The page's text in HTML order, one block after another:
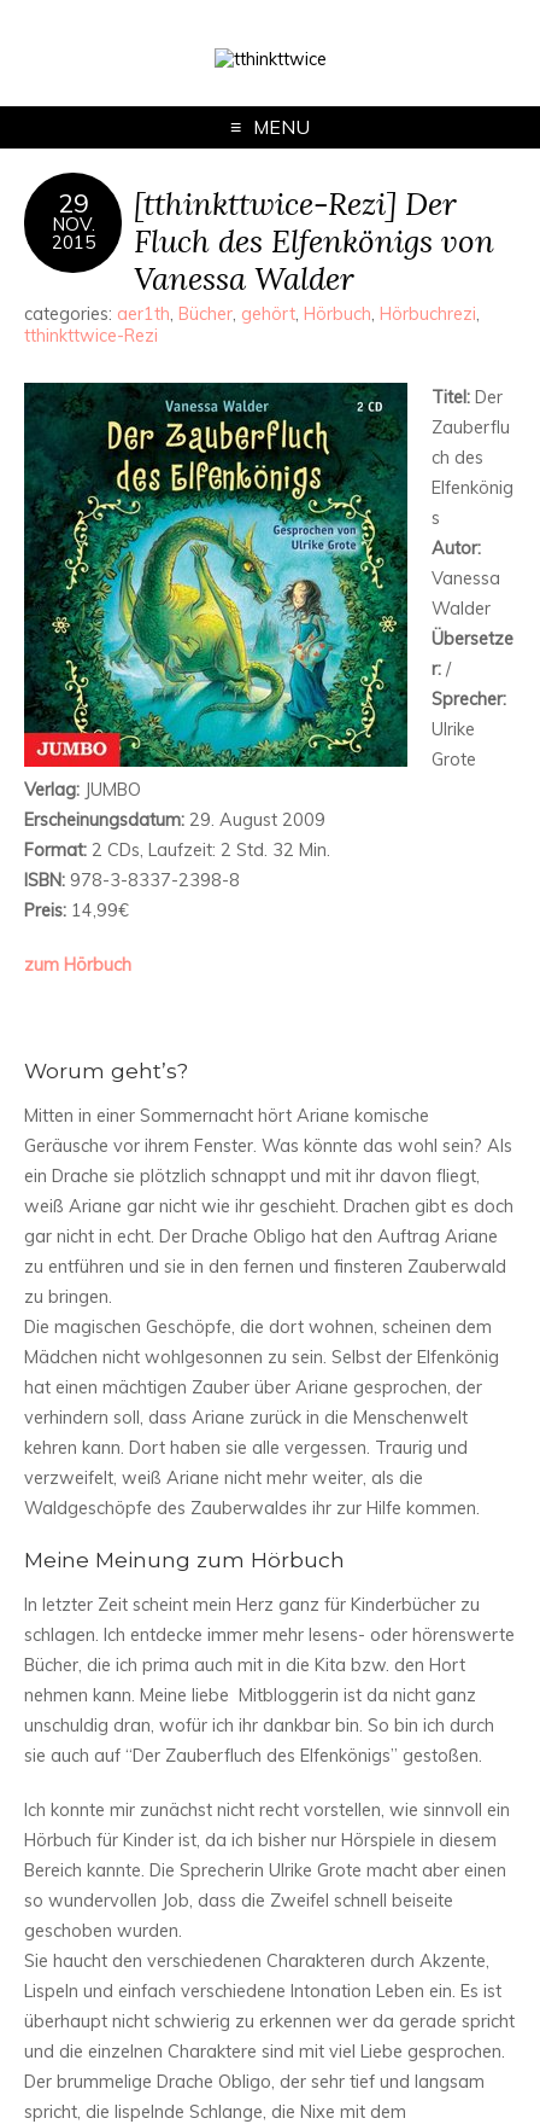
MENU
29
NOV.
2015
[tthinkttwice-Rezi] Der
Fluch des Elfenkönigs von
Vanessa Walder
categories: aer1th, Bücher, gehört, Hörbuch, Hörbuchrezi,
tthinkttwice-Rezi
Titel: Der
Zauberflu
ch des
Elfenkönig
s
Autor:
Vanessa
Walder
Übersetze
r: /
Sprecher:
Ulrike
Grote
Verlag: JUMBO
Erscheinungsdatum: 29. August 2009
Format: 2 CDs, Laufzeit: 2 Std. 32 Min.
ISBN: 978-3-8337-2398-8
Preis: 14,99€
zum Hörbuch
Worum geht’s?
Mitten in einer Sommernacht hört Ariane komische
Geräusche vor ihrem Fenster. Was könnte das wohl sein? Als
ein Drache sie plötzlich schnappt und mit ihr davon fliegt,
weiß Ariane gar nicht wie ihr geschieht. Drachen gibt es doch
gar nicht in echt. Der Drache Obligo hat den Auftrag Ariane
zu entführen und sie in den fernen und finsteren Zauberwald
zu bringen.
Die magischen Geschöpfe, die dort wohnen, scheinen dem
Mädchen nicht wohlgesonnen zu sein. Selbst der Elfenkönig
hat einen mächtigen Zauber über Ariane gesprochen, der
verhindern soll, dass Ariane zurück in die Menschenwelt
kehren kann. Dort haben sie alle vergessen. Traurig und
verzweifelt, weiß Ariane nicht mehr weiter, als die
Waldgeschöpfe des Zauberwaldes ihr zur Hilfe kommen.
Meine Meinung zum Hörbuch
In letzter Zeit scheint mein Herz ganz für Kinderbücher zu
schlagen. Ich entdecke immer mehr lesens- oder hörenswerte
Bücher, die ich prima auch mit in die Kita bzw. den Hort
nehmen kann. Meine liebe Mitbloggerin ist da nicht ganz
unschuldig dran, wofür ich ihr dankbar bin. So bin ich durch
sie auch auf “Der Zauberfluch des Elfenkönigs” gestoßen.
Ich konnte mir zunächst nicht recht vorstellen, wie sinnvoll ein
Hörbuch für Kinder ist, da ich bisher nur Hörspiele in diesem
Bereich kannte. Die Sprecherin Ulrike Grote macht aber einen
so wundervollen Job, dass die Zweifel schnell beiseite
geschoben wurden.
Sie haucht den verschiedenen Charakteren durch Akzente,
Lispeln und einfach verschiedene Intonation Leben ein. Es ist
überhaupt nicht schwierig zu erkennen wer da gerade spricht
und die einzelnen Charaktere sind mit viel Liebe gesprochen.
Der brummelige Drache Obligo, der sehr tief und langsam
spricht, die lispelnde Schlange, die Nixe mit dem